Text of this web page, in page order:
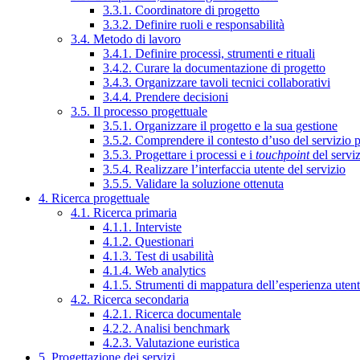
3.3.1. Coordinatore di progetto
3.3.2. Definire ruoli e responsabilità
3.4. Metodo di lavoro
3.4.1. Definire processi, strumenti e rituali
3.4.2. Curare la documentazione di progetto
3.4.3. Organizzare tavoli tecnici collaborativi
3.4.4. Prendere decisioni
3.5. Il processo progettuale
3.5.1. Organizzare il progetto e la sua gestione
3.5.2. Comprendere il contesto d’uso del servizio
3.5.3. Progettare i processi e i touchpointdel
3.5.4. Realizzare l’interfaccia utente del servizio
3.5.5. Validare la soluzione ottenuta
4. Ricerca progettuale
4.1. Ricerca primaria
4.1.1. Interviste
4.1.2. Questionari
4.1.3. Test di usabilità
4.1.4. Web analytics
4.1.5. Strumenti di mappatura dell’esperienza
4.2. Ricerca secondaria
4.2.1. Ricerca documentale
4.2.2. Analisi benchmark
4.2.3. Valutazione euristica
5. Progettazione dei servizi